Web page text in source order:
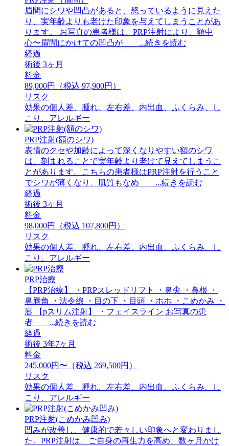
眉間にシワや凹凸があると、怒っているように見えた
り、実年齢よりも老けた印象を与えてしまうことがあ
ります。 お写真の患者様は、PRP注射により、額中
心〜眉間にかけての凹凸が ...続きを読む
経過
術後 3ヶ月
料金
89,000円（税込 97,900円）
リスク
効果の個人差、腫れ、左右差、内出血、ふくらみ、し
こり、アレルギー
PRP注射(額のシワ)
表情のクセや加齢によって深くなりやすい額のシワ
は、刻まれることで実年齢より老けて見えてしまうこ
とがあります。こちらの患者様はPRP注射を行うこと
でシワが薄くなり、肌質もなめ ...続きを読む
経過
術後 3ヶ月
料金
98,000円（税込 107,800円）
リスク
効果の個人差、腫れ、左右差、内出血、ふくらみ、し
こり、アレルギー
PRP治療
【PRP治療】 ・PRPスレッドリフト ・鼻尖 ・鼻根 ・
鼻唇角 ・法令線 ・目の下 ・目頭 ・ホホ ・こめかみ ・
唇 【pスリム注射】 ・フェイスライン お写真の患
者 ...続きを読む
経過
術後 3年7ヶ月
料金
245,000円〜（税込 269,500円）
リスク
効果の個人差、腫れ、左右差、内出血、ふくらみ、し
こり、アレルギー
PRP注射(こめかみ凹み)
凹みが改善し、健康的で若々しい印象へと変わりまし
た。PRP注射は、ご自身の再生力を高め、数ヶ月かけ